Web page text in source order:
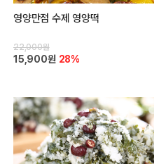
영양만점 수제 영양떡
22,000원
15,900원 28%